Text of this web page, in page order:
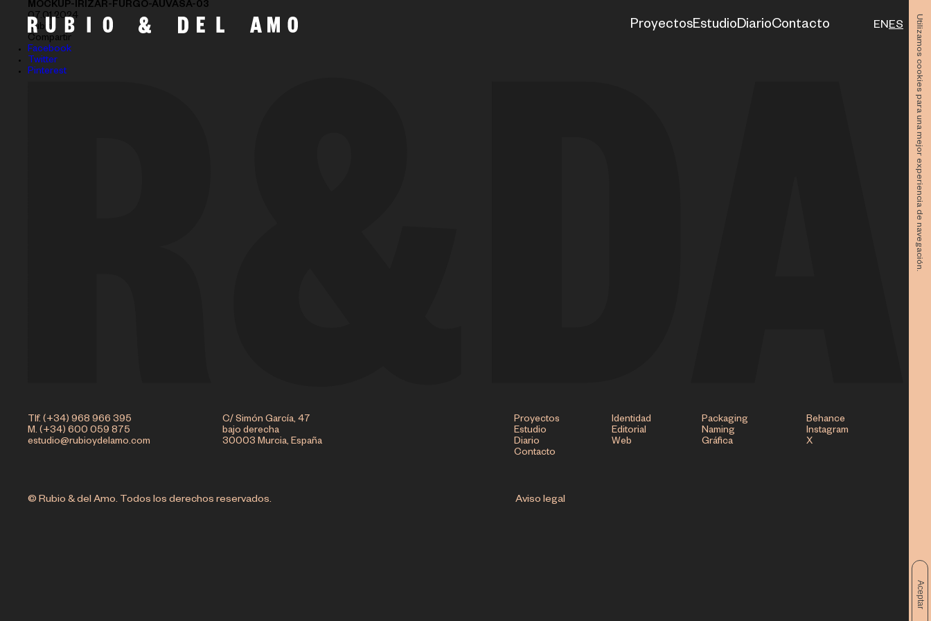
Utilizamos cookies para una mejor experiencia de navegación.
Aceptar
ProyectosEstudioDiarioContacto ENES
MOCKUP-IRIZAR-FURGO-AUVASA-03
07.01.2024
Subir
Compartir
Facebook
Twitter
Pinterest
Tlf. (+34) 968 966 395
M. (+34) 600 059 875
estudio@rubioydelamo.com
C/ Simón García, 47
bajo derecha
30003 Murcia, España
Proyectos
Estudio
Diario
Contacto
Identidad
Packaging
Editorial
Naming
Web
Gráfica
Behance
Instagram
X
© Rubio & del Amo. Todos los derechos reservados. Aviso legal